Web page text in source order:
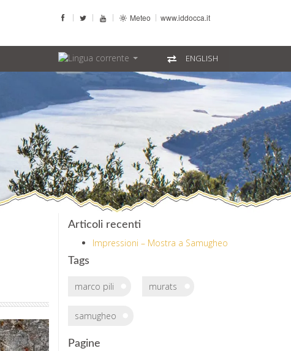
Meteo www.iddocca.it
ENGLISH
Articoli recenti
Impressioni – Mostra a Samugheo
Tags
marco pili murats
samugheo
Pagine